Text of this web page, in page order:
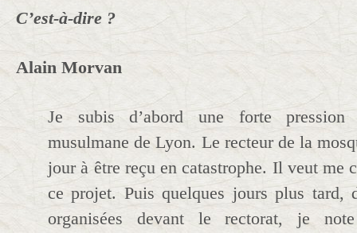
C’est-à-dire ?
Alain Morvan
Je subis d’abord une forte pression
musulmane de Lyon. Le recteur de la
jour à être reçu en catastrophe. Il veut me
ce projet. Puis quelques jours plus tard,
organisées devant le rectorat, je